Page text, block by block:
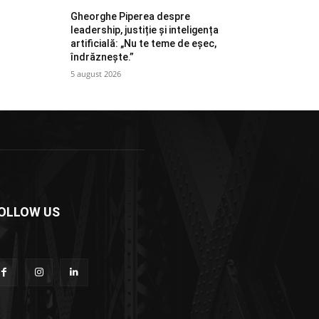
Gheorghe Piperea despre
leadership, justiție și inteligența
artificială: „Nu te teme de eșec,
îndrăznește.”
5 august 2026
US